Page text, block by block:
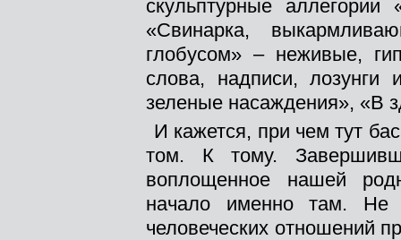
скульптурные аллегории
«Свинарка,
глобусом» – неживые,
слова, надписи, лозунги
зеленые насаждения», «В
И кажется, при чем тут
том. К тому.
воплощенное нашей
начало именно там. Не
человеческих отношений